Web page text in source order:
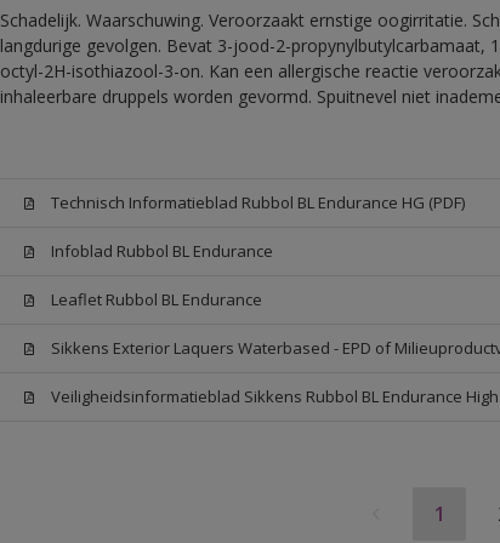
Schadelijk. Waarschuwing. Veroorzaakt ernstige oogirritatie.
langdurige gevolgen. Bevat 3-jood-2-propynylbutylcarbamaat,
octyl-2H-isothiazool-3-on. Kan een allergische reactie
inhaleerbare druppels worden gevormd. Spuitnevel niet
Technisch Informatieblad Rubbol BL Endurance HG (PDF)
Infoblad Rubbol BL Endurance
Leaflet Rubbol BL Endurance
Sikkens Exterior Laquers Waterbased - EPD of
Veiligheidsinformatieblad Sikkens Rubbol BL Endurance High
1